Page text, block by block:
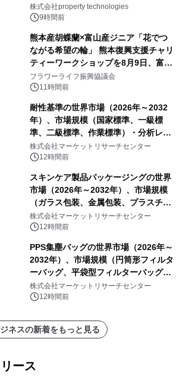
PropTechはどう組み替えるか）｜
PropTech-Lab
株式会社property technologies
9時間前
熊本産胡蝶蘭×富山産ジニア「花でつ
ながる希望の輪」 熊本復興支援チャリ
ティーワークショップを8月9日、富
山・射水で開催
フラワーライフ振興協議会
11時間前
耐性基準の世界市場（2026年～2032
年）、市場規模（国家標準、一級標
準、二級標準、作業標準）・分析レポ
ートを発表
株式会社マーケットリサーチセンター
12時間前
スキンケア製品パッケージングの世界
市場（2026年～2032年）、市場規模
（ガラス包装、金属包装、プラスチッ
ク包装、その他）・分析レポートを発
表
株式会社マーケットリサーチセンター
12時間前
PPS集塵バッグの世界市場（2026年～
2032年）、市場規模（円筒形フィルタ
ーバッグ、平袋型フィルターバッグ、
プリーツフィルターバッグ、その
他）・分析レポートを発表
株式会社マーケットリサーチセンター
12時間前
ネスの新着をもっと見る
ース